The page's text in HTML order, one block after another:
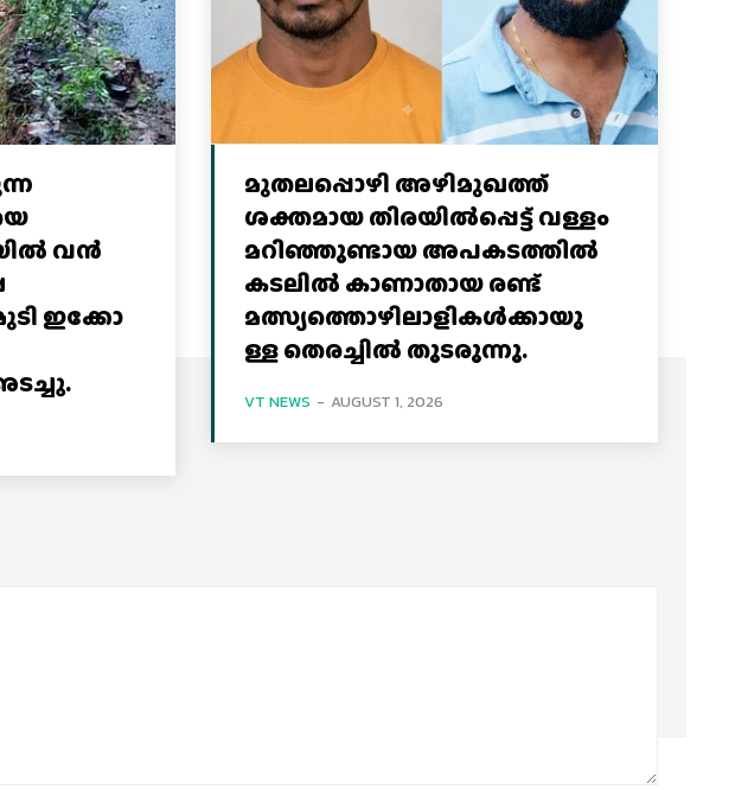
വൻ
ഇക്കോ
മുതലപ്പൊഴി അഴിമുഖത്ത്
ശക്തമായ തിരയിൽപ്പെട്ട് വള്ളം
മറിഞ്ഞുണ്ടായ അപകടത്തിൽ
കടലിൽ കാണാതായ രണ്ട്
മത്സ്യത്തൊഴിലാളികൾക്കായു
ള്ള തെരച്ചിൽ തുടരുന്നു.
VT NEWS - AUGUST 1, 2026